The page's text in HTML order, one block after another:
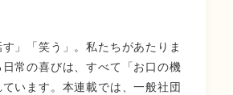
す」「笑う」。私たちがあたりま
日常の喜びは、すべて「お口の機
います。本連載では、一般社団